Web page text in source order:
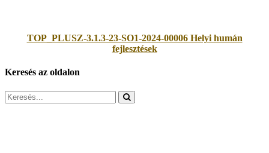
TOP_PLUSZ-3.1.3-23-SO1-2024-00006 Helyi humán
fejlesztések
Keresés az oldalon
Search
for: